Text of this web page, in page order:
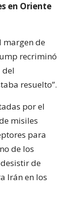
en Oriente
margen de
recriminó
del
resuelto”.
por el
misiles
para
de los
de
Irán en los